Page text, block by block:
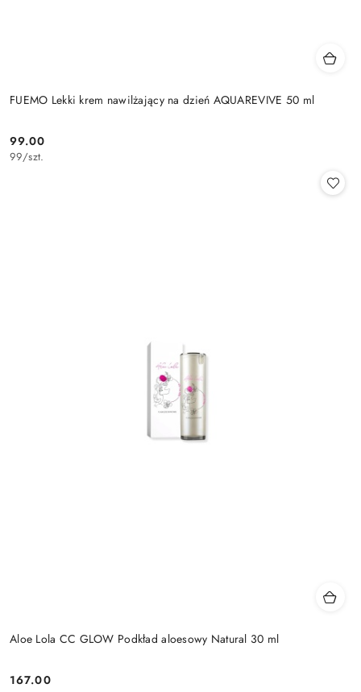
FUEMO Lekki krem nawilżający na dzień AQUAREVIVE 50 ml
Cena:
99.00
99/szt.
Aloe Lola CC GLOW Podkład aloesowy Natural 30 ml
Cena:
167.00